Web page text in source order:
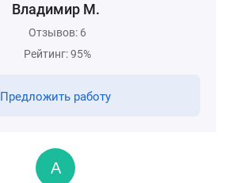
Владимир М.
Отзывов: 6
Рейтинг: 95%
Предложить работу